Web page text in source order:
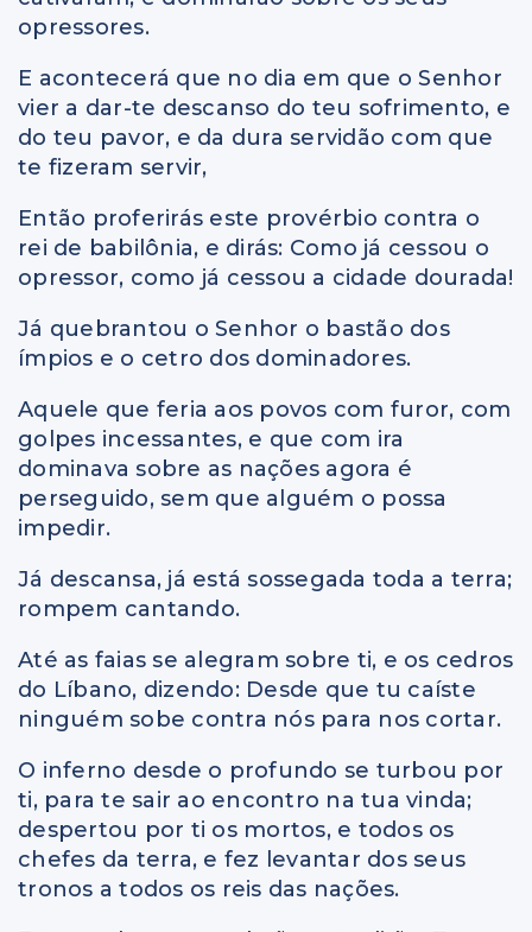
opressores.
E acontecerá que no dia em que o Senhor
vier a dar-te descanso do teu sofrimento, e
do teu pavor, e da dura servidão com que
te fizeram servir,
Então proferirás este provérbio contra o
rei de babilônia, e dirás: Como já cessou o
opressor, como já cessou a cidade dourada!
Já quebrantou o Senhor o bastão dos
ímpios e o cetro dos dominadores.
Aquele que feria aos povos com furor, com
golpes incessantes, e que com ira
dominava sobre as nações agora é
perseguido, sem que alguém o possa
impedir.
Já descansa, já está sossegada toda a terra;
rompem cantando.
Até as faias se alegram sobre ti, e os cedros
do Líbano, dizendo: Desde que tu caíste
ninguém sobe contra nós para nos cortar.
O inferno desde o profundo se turbou por
ti, para te sair ao encontro na tua vinda;
despertou por ti os mortos, e todos os
chefes da terra, e fez levantar dos seus
tronos a todos os reis das nações.